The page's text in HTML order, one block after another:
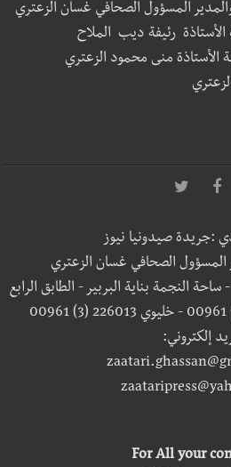
المسؤول الصحافي غسان الزعتري
الأستاذة رئيفة ديب الملاح
الأستاذة منى محمود الزعتري
:جريدة صيدونيا نيوز
المسؤول الصحافي غسان الزعتري
النجمة بناية البربير - الطابق الرابع
إلكتروني:
For All your